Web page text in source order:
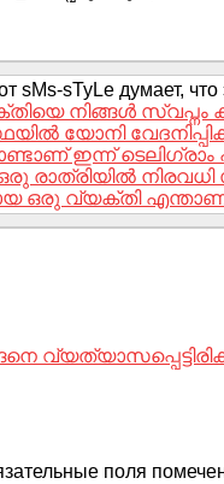
sMs-sTyLe думает, что
നിങ്ങൾ
യോനി
ഇന്ന് ടെലിഗ്രാം
രാത്രിയിൽ
ഒരു വ്യക്തി
поля